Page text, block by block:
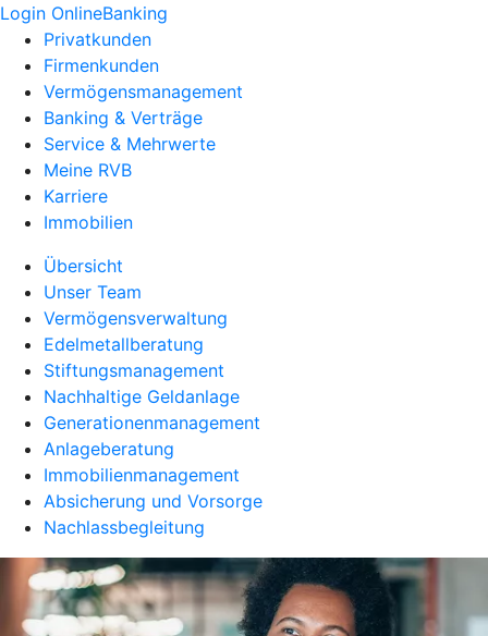
Login OnlineBanking
Privatkunden
Firmenkunden
Vermögensmanagement
Banking & Verträge
Service & Mehrwerte
Meine RVB
Karriere
Immobilien
Übersicht
Unser Team
Vermögensverwaltung
Edelmetallberatung
Stiftungsmanagement
Nachhaltige Geldanlage
Generationenmanagement
Anlageberatung
Immobilienmanagement
Absicherung und Vorsorge
Nachlassbegleitung